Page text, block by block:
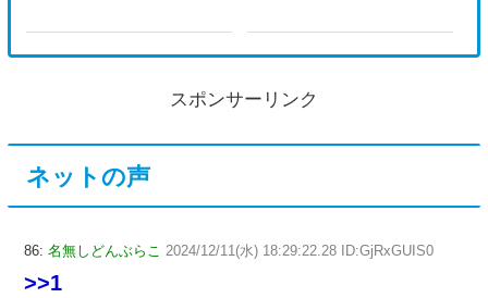
スポンサーリンク
ネットの声
86: 名無しどんぶらこ 2024/12/11(水) 18:29:22.28 ID:GjRxGUIS0
>>1